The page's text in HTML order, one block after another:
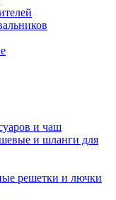
и чаш
и шланги для
решетки и лючки